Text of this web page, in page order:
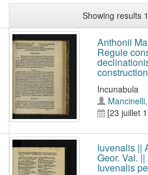
Showing results
Anthonii
Regule
Incunabula
[23 juillet
Iuvenalis ||
Geor. Val.
Iuvenalis